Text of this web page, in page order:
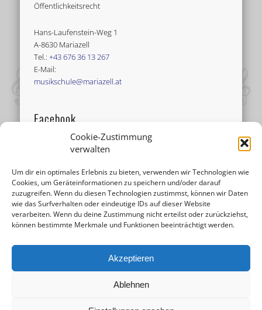
Cookie-Zustimmung
verwalten
Um dir ein optimales Erlebnis zu bieten, verwenden wir Technologien wie
Cookies, um Geräteinformationen zu speichern und/oder darauf
zuzugreifen. Wenn du diesen Technologien zustimmst, können wir Daten
wie das Surfverhalten oder eindeutige IDs auf dieser Website
verarbeiten. Wenn du deine Zustimmung nicht erteilst oder zurückziehst,
können bestimmte Merkmale und Funktionen beeinträchtigt werden.
Akzeptieren
Ablehnen
Öffentlichkeitsrecht
Hans-Laufenstein-Weg 1
A-8630 Mariazell
Tel.:+43 676 36 13 267
E-Mail:
musikschule@mariazell.at
Facebook